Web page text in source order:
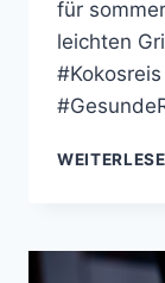
für
leichten